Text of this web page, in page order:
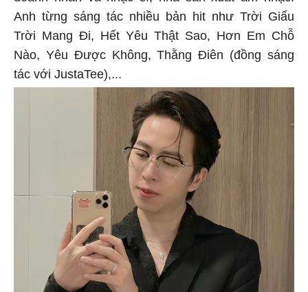
Anh từng sáng tác nhiều bản hit như Trời Giấu
Trời Mang Đi, Hết Yêu Thật Sao, Hơn Em Chỗ
Nào, Yêu Được Không, Thằng Điên (đồng sáng
tác với JustaTee),...